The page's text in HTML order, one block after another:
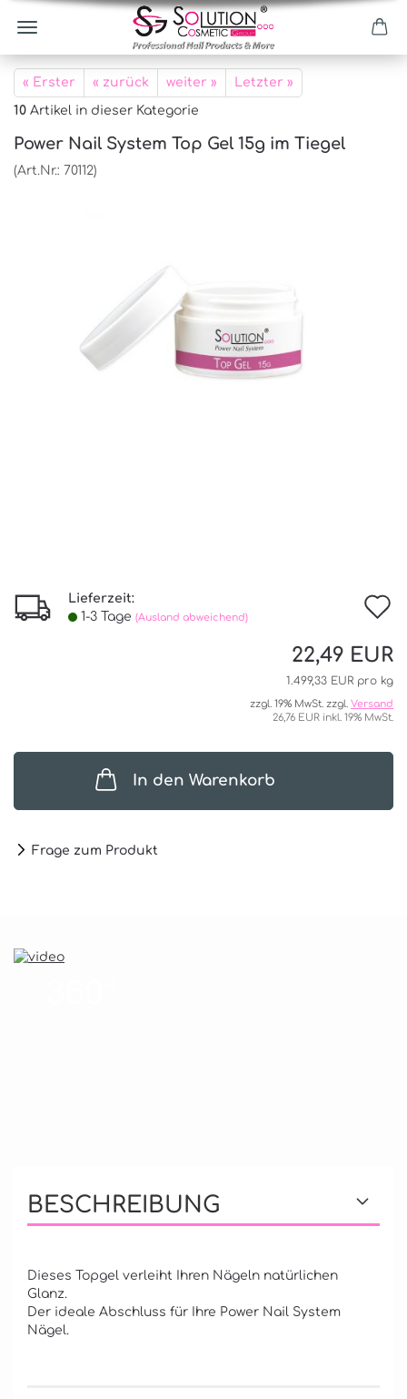
« Erster « zurück weiter » Letzter »
10 Artikel in dieser Kategorie
Power Nail System Top Gel 15g im Tiegel
(Art.Nr.: 70112)
Lieferzeit:
1-3 Tage (Ausland abweichend)
22,49 EUR
1.499,33 EUR pro kg
zzgl. 19% MwSt. zzgl. Versand
26,76 EUR inkl. 19% MwSt.
In den Warenkorb
Frage zum Produkt
BESCHREIBUNG
Dieses Topgel verleiht Ihren Nägeln natürlichen
Glanz.
Der ideale Abschluss für Ihre Power Nail System
Nägel.